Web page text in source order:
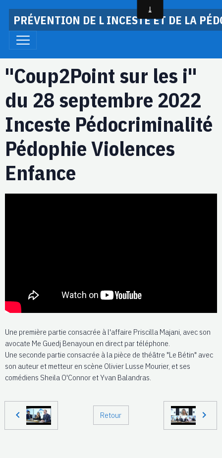
PRÉVENTION DE L INCESTE ET DE LA
"Coup2Point sur les i"
du 28 septembre 2022
Inceste Pédocriminalité
Pédophie Violences
Enfance
Une première partie consacrée à l'affaire Priscilla Majani, avec son
avocate Me Guedj Benayoun en direct par téléphone.
Une seconde partie consacrée à la pièce de théâtre "Le Bétin" avec
son auteur et metteur en scène Olivier Lusse Mourier, et ses
comédiens Sheila O'Connor et Yvan Balandras.
Retour